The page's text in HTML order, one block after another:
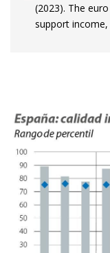
(2023). The
support income,